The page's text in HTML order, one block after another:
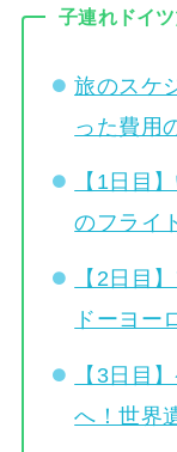
子連れドイ
旅のスケ
った費用
【1日目
のフライ
【2日目
ドーヨー
【3日目
へ！世界